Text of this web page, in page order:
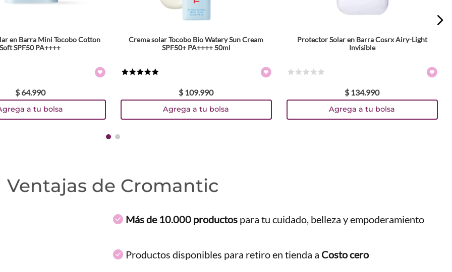
en Barra Mini Tocobo Cotton
Soft SPF50 PA++++
$ 64.990
a tu bolsa
Crema solar Tocobo Bio Watery Sun Cream
SPF50+ PA++++ 50ml
$ 109.990
Agrega a tu bolsa
Protector Solar en Barra Cosrx Airy-Light
Invisible
$ 134.990
Agrega a tu bolsa
Ventajas de Cromantic
Más de 10.000 productos para tu cuidado, belleza y empoderamiento
Productos disponibles para retiro en tienda a Costo cero